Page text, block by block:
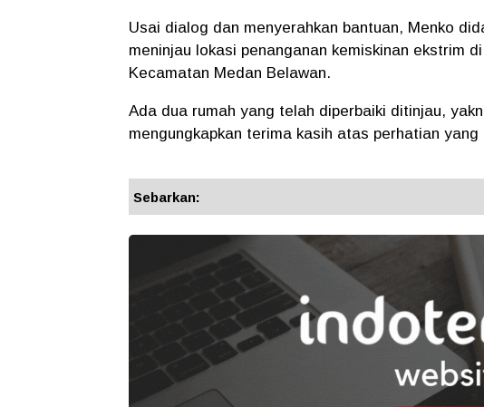
Usai dialog dan menyerahkan bantuan, Menko
meninjau lokasi penanganan kemiskinan ekstrim
Kecamatan Medan Belawan.
Ada dua rumah yang telah diperbaiki ditinjau,
mengungkapkan terima kasih atas perhatian
Sebarkan: